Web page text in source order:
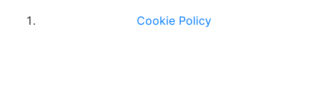
Cookie Policy